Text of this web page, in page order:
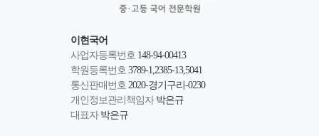
이현국어
사업자등록번호 148-94-00413
학원등록번호3789-1,2385-13,5041
통신판매번호 2020-경기구리-0230
개인정보관리책임자박은규
대표자박은규